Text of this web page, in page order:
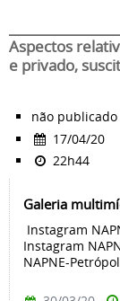
Aspectos
e privado,
não publicado
17/04/20
22h44
Galeria
Instagram
Instagram
NAPNE-